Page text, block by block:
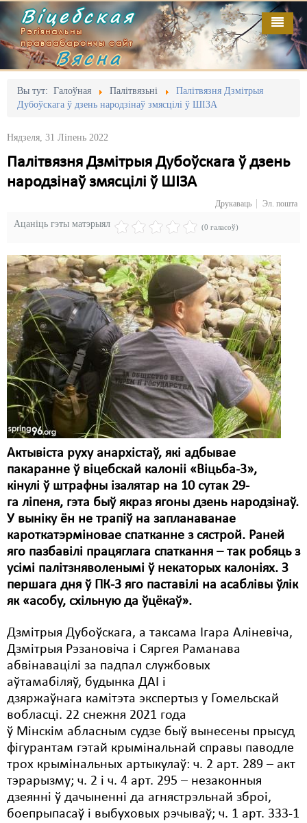
Віцебская
Рэгіянальны
праваабарончы сайт
Вясна
Вы тут: Галоўная Палітвязьні
Палітвязня Дзмітрыя
Дубоўскага ў дзень народзінаў змясцілі ў ШІЗА
Нядзеля, 31 Ліпень 2022
Палітвязня Дзмітрыя Дубоўскага ў дзень
народзінаў змясцілі ў ШІЗА
Друкаваць Эл. пошта
Ацаніць гэты матэрыял (0 галасоў)
Актывіста руху анархістаў, які адбывае
пакаранне ў віцебскай калоніі «Віцьба-3»,
кінулі ў штрафны ізалятар на 10 сутак 29-
га ліпеня, гэта быў якраз ягоны дзень народзінаў.
У выніку ён не трапіў на запланаванае
кароткатэрміновае спатканне з сястрой. Раней
яго пазбавілі працяглага спаткання – так робяць з
усімі палітзняволенымі ў некаторых калоніях. З
першага дня ў ПК-3 яго паставілі на асаблівы ўлік
як «асобу, схільную да ўцёкаў».
Дзмітрыя Дубоўскага, а таксама Ігара Аліневіча,
Дзмітрыя Рэзановіча і Сяргея Раманава
абвінавацілі за падпал службовых
аўтамабіляў, будынка ДАІ і
дзяржаўнага камітэта экспертыз у Гомельскай
вобласці. 22 снежня 2021 года
ў Мінскім абласным судзе быў вынесены прысуд
фігурантам гэтай крымінальнай справы паводле
трох крымінальных артыкулаў: ч. 2 арт. 289 – акт
тэрарызму; ч. 2 і ч. 4 арт. 295 – незаконныя
дзеянні ў дачыненні да агнястрэльнай зброі,
боепрыпасаў і выбуховых рэчываў; ч. 1 арт. 333-1
Галоўная
Адміністрацыйны перасьлед
Безбар'ернае асяродзьдзе
Дзяржава
Дыскрымінацыя
Затрыманьні
Карная псыхіятрыя
КПЧ ААН
Культурныя правы
ЛПП
Мігранты
Мірныя сходы
Палітвязьні
Праваабаронцы
Правы дзіцяці
Пэнітэнцыярная сыстэма
Распальваньне варожасьці
Свабода слова
Свабода сумленьня
Сьмяротнае пакараньне
Экалёгія
Правы працоўных
Сацыяльныя правы
Выданьні
Кантакт